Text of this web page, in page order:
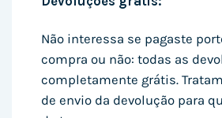
Não interessa se pagaste
compra ou não: todas as
completamente grátis.
de envio da devolução para